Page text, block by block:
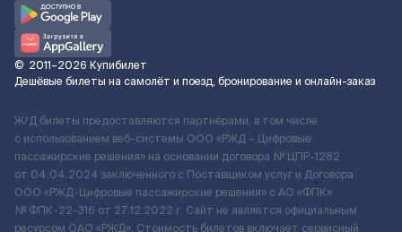
© 2011–2026 Купибилет
Дешёвые билеты на самолёт и поезд, бронирование и онлайн-заказ
Ж/Д билеты предоставляются партнёрами, в том числе
с использованием веб-системы ООО «РЖД – Цифровые
пассажирские решения» на основании договора № ЦПР-1282
от 04.04.2024 заключенного с Поставщиком услуг и Договора
ООО «РЖД-Цифровые пассажирские решения» c АО «ФПК»
№ ФПК-22-316 от 27.12.2022 г. Сайт не является официальным
ресурсом ОАО «РЖД». Стоимость билетов включает сервисный